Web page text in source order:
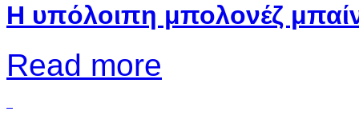
Η υπόλοιπη μπολονέζ
Read more